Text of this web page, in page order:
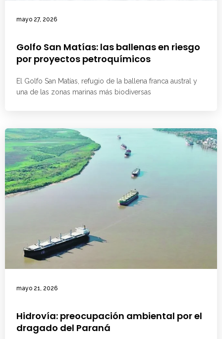
mayo 27, 2026
Golfo San Matías: las ballenas en riesgo
por proyectos petroquímicos
El Golfo San Matías, refugio de la ballena franca austral y
una de las zonas marinas más biodiversas
mayo 21, 2026
Hidrovía: preocupación ambiental por el
dragado del Paraná